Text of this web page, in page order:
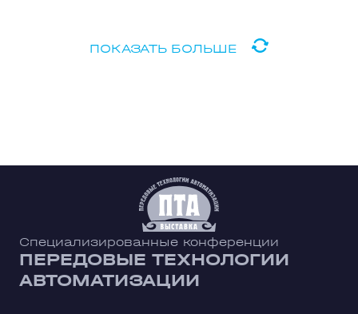
ПОКАЗАТЬ БОЛЬШЕ
Специализированные конференции
ПЕРЕДОВЫЕ ТЕХНОЛОГИИ
АВТОМАТИЗАЦИИ